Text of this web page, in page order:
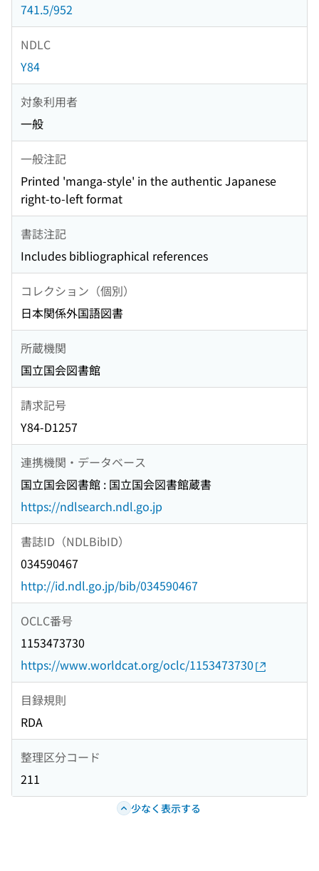
741.5/952
NDLC
Y84
対象利用者
一般
一般注記
Printed 'manga-style' in the authentic Japanese
right-to-left format
書誌注記
Includes bibliographical references
コレクション（個別）
日本関係外国語図書
所蔵機関
国立国会図書館
請求記号
Y84-D1257
連携機関・データベース
国立国会図書館 : 国立国会図書館蔵書
https://ndlsearch.ndl.go.jp
書誌ID（NDLBibID）
034590467
http://id.ndl.go.jp/bib/034590467
OCLC番号
1153473730
https://www.worldcat.org/oclc/1153473730
目録規則
RDA
整理区分コード
211
少なく表示する